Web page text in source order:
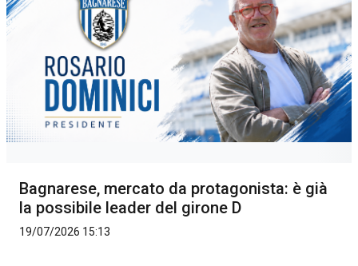
Bagnarese, mercato da protagonista: è già
la possibile leader del girone D
19/07/2026 15:13